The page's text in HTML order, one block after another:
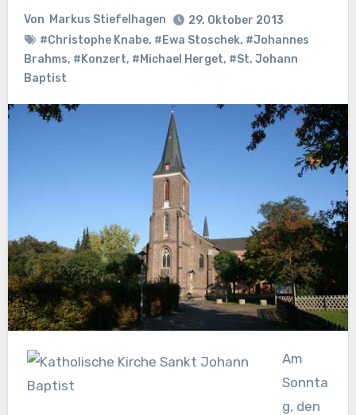
Von Markus Stiefelhagen
29. Oktober 2013
#Christophe Knabe, #Ewa Stoschek, #Johannes
Brahms, #Konzert, #Michael Herget, #St. Johann
Baptist
Am
Sonnta
g, den